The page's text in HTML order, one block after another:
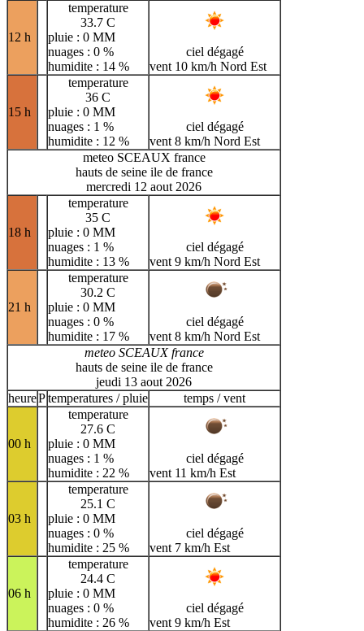
12 h
temperature
33.7 C
pluie : 0 MM
nuages : 0 %
humidite : 14 %
ciel dégagé
vent 10 km/h Nord Est
15 h
temperature
36 C
pluie : 0 MM
nuages : 1 %
humidite : 12 %
ciel dégagé
vent 8 km/h Nord Est
meteo SCEAUX france
hauts de seine ile de france
mercredi 12 aout 2026
18 h
temperature
35 C
pluie : 0 MM
nuages : 1 %
humidite : 13 %
ciel dégagé
vent 9 km/h Nord Est
21 h
temperature
30.2 C
pluie : 0 MM
nuages : 0 %
humidite : 17 %
ciel dégagé
vent 8 km/h Nord Est
meteo SCEAUX france
hauts de seine ile de france
jeudi 13 aout 2026
heurePtemperatures / pluie temps / vent
00 h
temperature
27.6 C
pluie : 0 MM
nuages : 1 %
humidite : 22 %
ciel dégagé
vent 11 km/h Est
03 h
temperature
25.1 C
pluie : 0 MM
nuages : 0 %
humidite : 25 %
ciel dégagé
vent 7 km/h Est
06 h
temperature
24.4 C
pluie : 0 MM
nuages : 0 %
humidite : 26 %
ciel dégagé
vent 9 km/h Est